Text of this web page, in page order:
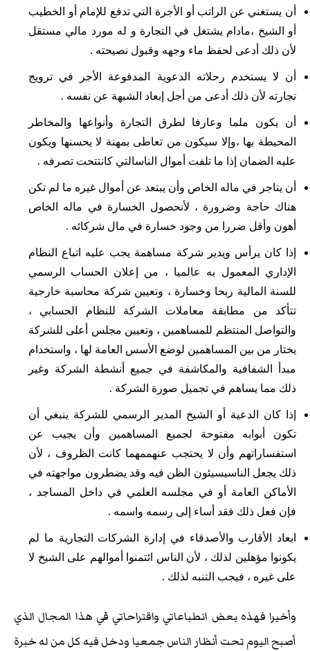
أن يستغني عن الراتب أو الأجرة التي تدفع للإمام أو الخطيب
أو الشيخ ،مادام يشتغل في التجارة و له مورد مالي مستقل
لأن ذلك أدعى لحفظ ماء وجهه وقبول نصيحته .
أن لا يستخدم رحلاته الدعوية المدفوعة الأجر في ترويج
تجارته لأن ذلك أدعى من أجل إبعاد الشبهة عن نفسه .
أن يكون ملما وعارفا لطرق التجارة وأنواعها والمخاطر
المحيطة بها ،وإلا سيكون من تعاطى بمهنة لا يحسنها ويكون
عليه الضمان إذا ما تلفت أموال الناسالتي كانتتحت تصرفه .
أن يتاجر في ماله الخاص وأن يبتعد عن أموال غيره ما لم تكن
هناك حاجة وضرورة ، لأنحصول الخسارة في ماله الخاص
أهون وأقل ضررا من وجود خسارة في مال شركائه .
إذا كان يرأس ويدير شركة مساهمة يجب عليه اتباع النظام
الإداري المعمول به عالميا ، من إعلان الحساب الرسمي
للسنة المالية ربحا وخسارة ، وتعيين شركة محاسبة خارجية
تتأكد من مطابقة معاملات الشركة للنظام الحسابي ،
والتواصل المنتظم للمساهمين ، وتعيين مجلس أعلى للشركة
يختار من بين المساهمين لوضع الأسس العامة لها ، واستخدام
مبدأ الشفافية والمكاشفة في جميع أنشطة الشركة وغير
ذلك مما يساهم في تجميل صورة الشركة .
إذا كان الدعية أو الشيخ المدير الرسمي للشركة ينبغي أن
تكون أبوابه مفتوحة لجميع المساهمين وأن يجيب عن
استفساراتهم وأن لا يحتجب عنهممهما كانت الظروف ، لأن
ذلك يجعل الناسيسيئون الظن فيه وقد يضطرون مواجهته في
الأماكن العامة أو في مجلسه العلمي في داخل المساجد ،
فإن فعل ذلك فقد أساء إلى رسمه واسمه .
ابعاد الأقارب والأصدقاء في إدارة الشركات التجارية ما لم
يكونوا مؤهلين لذلك ، لأن الناس ائتمنوا أموالهم على الشيخ لا
على غيره ، فيجب التنبه لذلك .
وأخيرا فهذه بعض انطباعاتي واقتراحاتي في هذا المجال الذي
أصبح اليوم تحت أنظار الناس جمعيا ودخل فيه كل من له خبرة